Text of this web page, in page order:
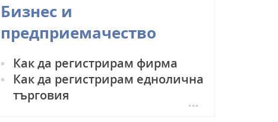
Бизнес и
предприемачество
Как да регистрирам фирма
Как да регистрирам еднолична
търговия
Как да регистрирам фермерско